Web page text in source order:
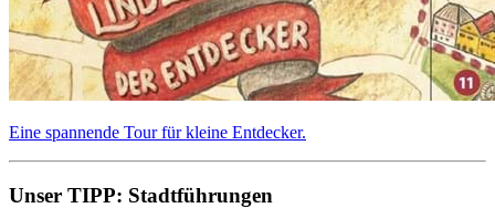
Ei­ne span­nen­de Tour für klei­ne Ent­de­cker.
Unser TIPP: Stadtführungen